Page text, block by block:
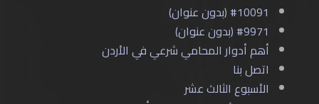
#10091 (بدون عنوان)
#9971 (بدون عنوان)
أهم أدوار المحامي شرعي في الأردن
اتصل بنا
الأسبوع الثالث عشر